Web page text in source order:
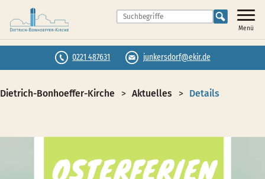
Menü
0221 487631 junkersdorf@ekir.de
Dietrich-Bonhoeffer-Kirche Aktuelles Details